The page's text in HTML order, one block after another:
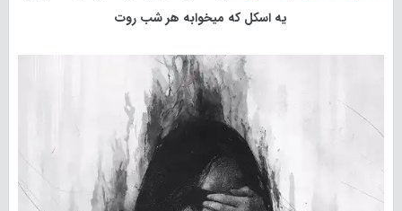
یه اسکل که میخوابه هر شب روت